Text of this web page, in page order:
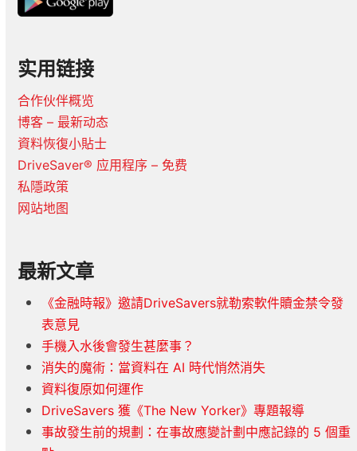
实用链接
合作伙伴概览
博客 – 最新动态
資料恢復小貼士
DriveSaver® 应用程序 – 免费
私隱政策
网站地图
最新文章
《金融時報》邀請DriveSavers就勒索軟件贖金禁令發
表意見
手機入水後會發生甚麼事？
消失的魔術：當資料在 AI 時代悄然消失
資料復原如何運作
DriveSavers 獲《The New Yorker》專題報導
事故發生前的規劃：在事故應變計劃中應記錄的 5 個重